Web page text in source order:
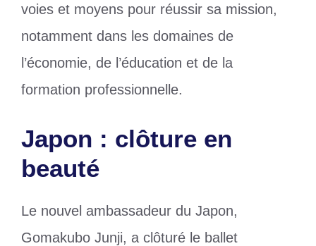
voies et moyens pour réussir sa mission,
notamment dans les domaines de
l’économie, de l’éducation et de la
formation professionnelle.
Japon : clôture en
beauté
Le nouvel ambassadeur du Japon,
Gomakubo Junji, a clôturé le ballet